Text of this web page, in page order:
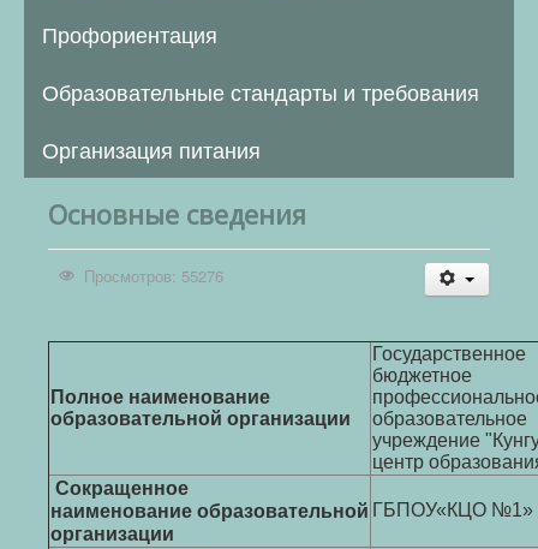
Профориентация
Образовательные стандарты и требования
Организация питания
Основные сведения
Просмотров: 55276
Полное наименование
образовательной организации
Государственное
бюджетное
образовательное
учреждение
центр
Сокращенное
наименование образовательной
организации
ГБПОУ«КЦО №1»